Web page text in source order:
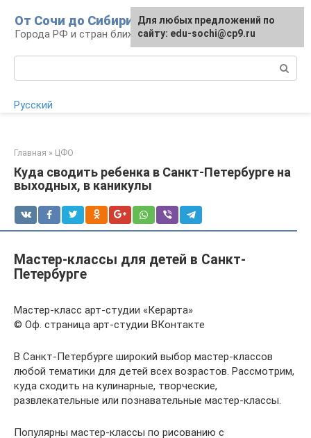
контенту
От Сочи до Сибири
Города РФ и стран ближнего зарубежья
Русский
Главная » ЦФО
Куда сводить ребенка в Санкт-Петербурге на
выходных, в каникулы
Мастер-классы для детей в Санкт-
Петербурге
Мастер-класс арт-студии «Керарта»
© Оф. страница арт-студии ВКонтакте
В Санкт-Петербурге широкий выбор мастер-классов
любой тематики для детей всех возрастов. Рассмотрим,
куда сходить на кулинарные, творческие,
развлекательные или познавательные мастер-классы.
Популярны мастер-классы по рисованию с
Для любых предложений по
сайту: [email protected]
Для любых предложений по
сайту: edu-sochi@cp9.ru